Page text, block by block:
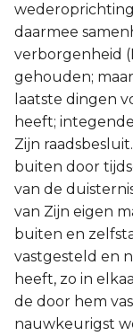
daarmee
verborgenheid
gehouden;
laatste dingen
heeft;
Zijn
buiten door
van de
van Zijn eigen
buiten en
vastgesteld en
heeft, zo in
de door hem
nauwkeurigst